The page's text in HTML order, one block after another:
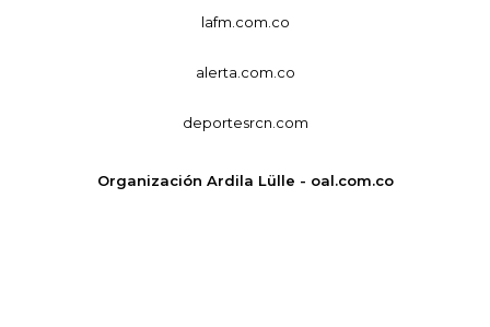
lafm.com.co
alerta.com.co
deportesrcn.com
Organización Ardila Lülle - oal.com.co